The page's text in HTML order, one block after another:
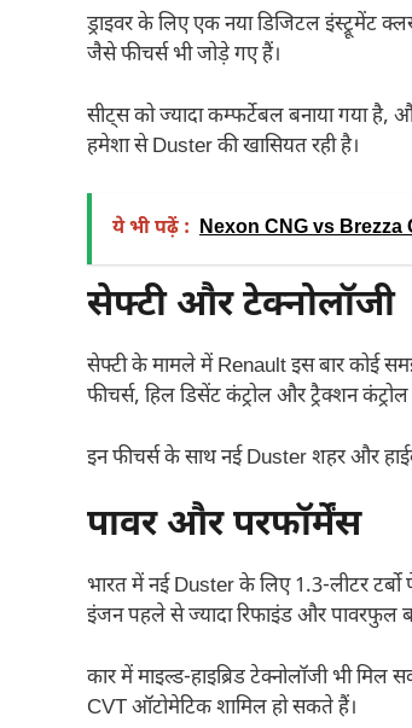
ड्राइवर के लिए एक नया डिजिटल इंस्ट्रूमेंट
जैसे फीचर्स भी जोड़े गए हैं।
सीट्स को ज्यादा कम्फर्टेबल बनाया गया
हमेशा से Duster की खासियत रही है।
ये भी पढ़ें : Nexon CNG vs
सेफ्टी और टेक्नोलॉजी
सेफ्टी के मामले में Renault इस बार कोई
फीचर्स, हिल डिसेंट कंट्रोल और ट्रैक्शन
इन फीचर्स के साथ नई Duster शहर और हाईवे
पावर और परफॉर्मेंस
भारत में नई Duster के लिए 1.3-लीटर टर्बो
इंजन पहले से ज्यादा रिफाइंड और पावरफुल
कार में माइल्ड-हाइब्रिड टेक्नोलॉजी भी
CVT ऑटोमेटिक शामिल हो सकते हैं।